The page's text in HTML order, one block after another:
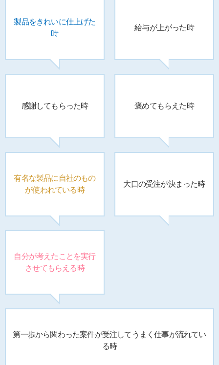
製品をきれいに仕上げた
時
給与が上がった時
感謝してもらった時 褒めてもらえた時
有名な製品に自社のもの
が使われている時
大口の受注が決まった時
自分が考えたことを実行
させてもらえる時
第一歩から関わった案件が受注してうまく仕事が流れてい
る時